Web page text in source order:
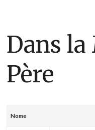
Dans
Père
Nome